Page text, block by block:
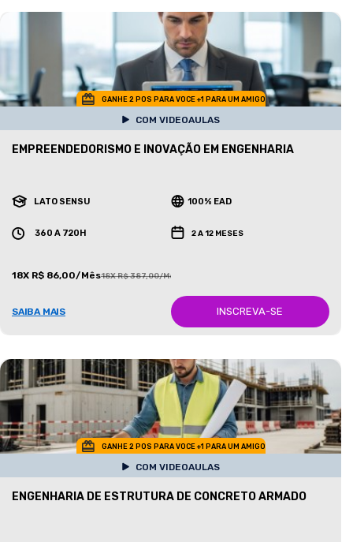
GANHE 2 POS PARA VOCE +1 PARA UM AMIGO
COM VIDEOAULAS
EMPREENDEDORISMO E INOVAÇÃO EM ENGENHARIA
LATO SENSU 100% EAD
360 A 720H 2 A 12 MESES
18X R$ 86,00/Mês18X R$ 387,00/Mês
SAIBA MAIS INSCREVA-SE
GANHE 2 POS PARA VOCE +1 PARA UM AMIGO
COM VIDEOAULAS
ENGENHARIA DE ESTRUTURA DE CONCRETO ARMADO